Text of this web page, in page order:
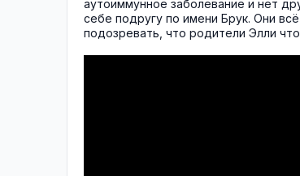
аутоиммунное заболевание и нет
себе подругу по имени Брук. Они
подозревать, что родители Элли